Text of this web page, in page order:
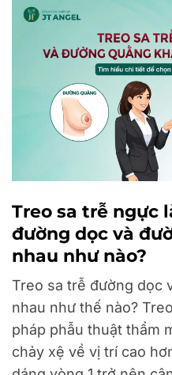
Treo sa trễ ngực
đường dọc và
nhau như nào?
Treo sa trễ đường dọc
nhau như thế nào?
pháp phẫu thuật thẩm
chảy xệ về vị trí cao